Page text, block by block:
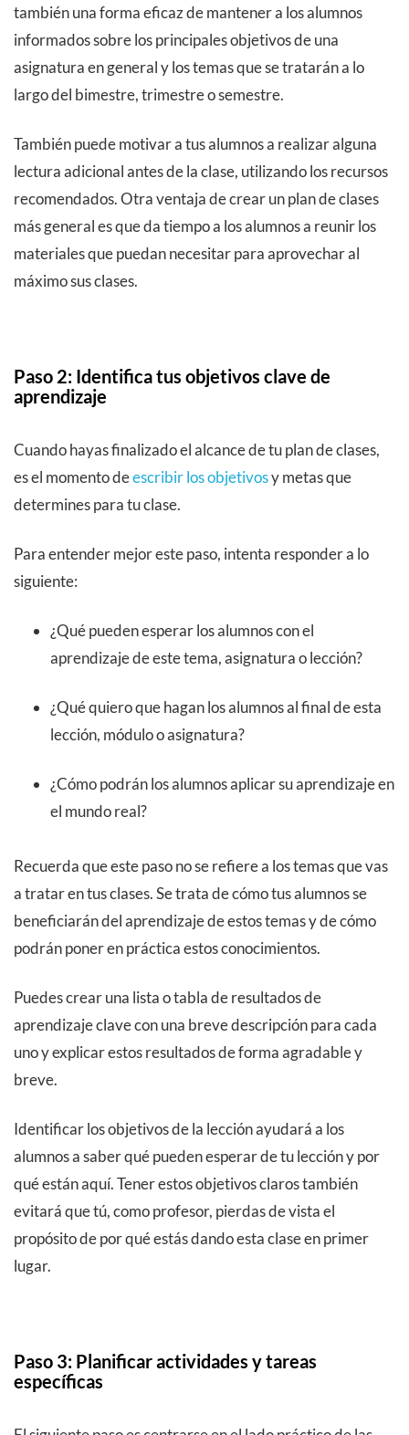
también una forma eficaz de mantener a los alumnos
informados sobre los principales objetivos de una
asignatura en general y los temas que se tratarán a lo
largo del bimestre, trimestre o semestre.
También puede motivar a tus alumnos a realizar alguna
lectura adicional antes de la clase, utilizando los recursos
recomendados. Otra ventaja de crear un plan de clases
más general es que da tiempo a los alumnos a reunir los
materiales que puedan necesitar para aprovechar al
máximo sus clases.
Paso 2: Identifica tus objetivos clave de
aprendizaje
Cuando hayas finalizado el alcance de tu plan de clases,
es el momento deescribir los objetivosy metas que
determines para tu clase.
Para entender mejor este paso, intenta responder a lo
siguiente:
¿Qué pueden esperar los alumnos con el
aprendizaje de este tema, asignatura o lección?
¿Qué quiero que hagan los alumnos al final de esta
lección, módulo o asignatura?
¿Cómo podrán los alumnos aplicar su aprendizaje en
el mundo real?
Recuerda que este paso no se refiere a los temas que vas
a tratar en tus clases. Se trata de cómo tus alumnos se
beneficiarán del aprendizaje de estos temas y de cómo
podrán poner en práctica estos conocimientos.
Puedes crear una lista o tabla de resultados de
aprendizaje clave con una breve descripción para cada
uno y explicar estos resultados de forma agradable y
breve.
Identificar los objetivos de la lección ayudará a los
alumnos a saber qué pueden esperar de tu lección y por
qué están aquí. Tener estos objetivos claros también
evitará que tú, como profesor, pierdas de vista el
propósito de por qué estás dando esta clase en primer
lugar.
Paso 3: Planificar actividades y tareas
específicas